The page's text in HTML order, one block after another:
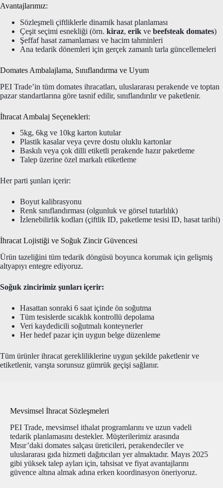
Avantajlarımız:
Sözleşmeli çiftliklerle dinamik hasat planlaması
Çeşit seçimi esnekliği (örn. kiraz, erik ve beefsteak domates)
Şeffaf hasat zamanlaması ve hacim tahminleri
Ana tedarik dönemleri için gerçek zamanlı tarla güncellemeleri
Domates Ambalajlama, Sınıflandırma ve Uyum
PEI Trade’in tüm domates ihracatları, uluslararası perakende ve toptan
pazar standartlarına göre tasnif edilir, sınıflandırılır ve paketlenir.
İhracat Ambalaj Seçenekleri:
5kg, 6kg ve 10kg karton kutular
Plastik kasalar veya çevre dostu oluklu kartonlar
Baskılı veya çok dilli etiketli perakende hazır paketleme
Talep üzerine özel markalı etiketleme
Her parti şunları içerir:
Boyut kalibrasyonu
Renk sınıflandırması (olgunluk ve görsel tutarlılık)
İzlenebilirlik kodları (çiftlik ID, paketleme tesisi ID, hasat tarihi)
İhracat Lojistiği ve Soğuk Zincir Güvencesi
Ürün tazeliğini tüm tedarik döngüsü boyunca korumak için gelişmiş
altyapıyı entegre ediyoruz.
Soğuk zincirimiz şunları içerir:
Hasattan sonraki 6 saat içinde ön soğutma
Tüm tesislerde sıcaklık kontrollü depolama
Veri kaydedicili soğutmalı konteynerler
Her hedef pazar için uygun belge düzenleme
Tüm ürünler ihracat gerekliliklerine uygun şekilde paketlenir ve
etiketlenir, varışta sorunsuz gümrük geçişi sağlanır.
Mevsimsel İhracat Sözleşmeleri
PEI Trade, mevsimsel ithalat programlarını ve uzun vadeli
tedarik planlamasını destekler. Müşterilerimiz arasında
Mısır’daki domates salçası üreticileri, perakendeciler ve
uluslararası gıda hizmeti dağıtıcıları yer almaktadır. Mayıs 2025
gibi yüksek talep ayları için, tahsisat ve fiyat avantajlarını
güvence altına almak adına erken koordinasyon öneriyoruz.